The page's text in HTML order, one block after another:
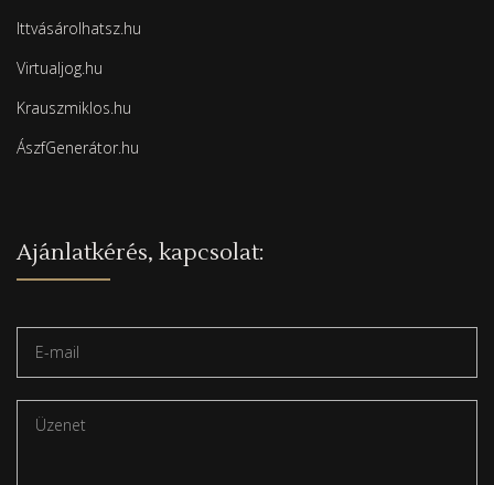
Ittvásárolhatsz.hu
Virtualjog.hu
Krauszmiklos.hu
ÁszfGenerátor.hu
Ajánlatkérés, kapcsolat: